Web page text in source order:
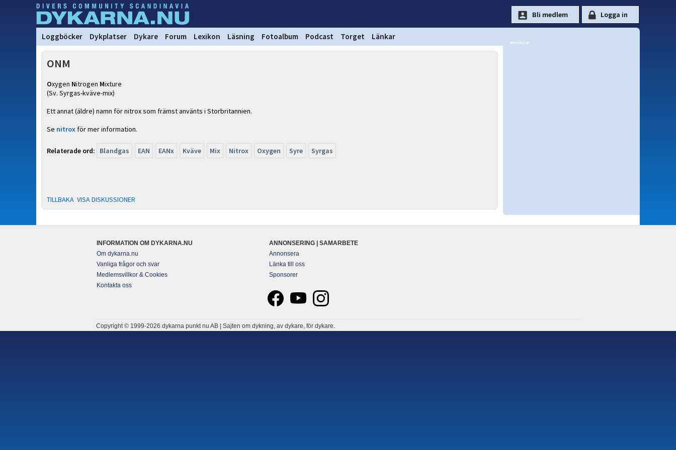
Loggböcker Dykplatser Dykare Forum Lexikon Läsning Fotoalbum Podcast Torget Länkar
ONM
Oxygen Nitrogen Mixture
(Sv. Syrgas-kväve-mix)
Ett annat (äldre) namn för nitrox som främst använts i Storbritannien.
Se nitrox för mer information.
Relaterade ord: Blandgas EAN EANx Kväve Mix Nitrox Oxygen Syre Syrgas
TILLBAKA VISA DISKUSSIONER
INFORMATION OM DYKARNA.NU
Om dykarna.nu
Vanliga frågor och svar
Medlemsvillkor & Cookies
Kontakta oss
ANNONSERING | SAMARBETE
Annonsera
Länka till oss
Sponsorer
Copyright © 1999-2026 dykarna punkt nu AB | Sajten om dykning, av dykare, för dykare.